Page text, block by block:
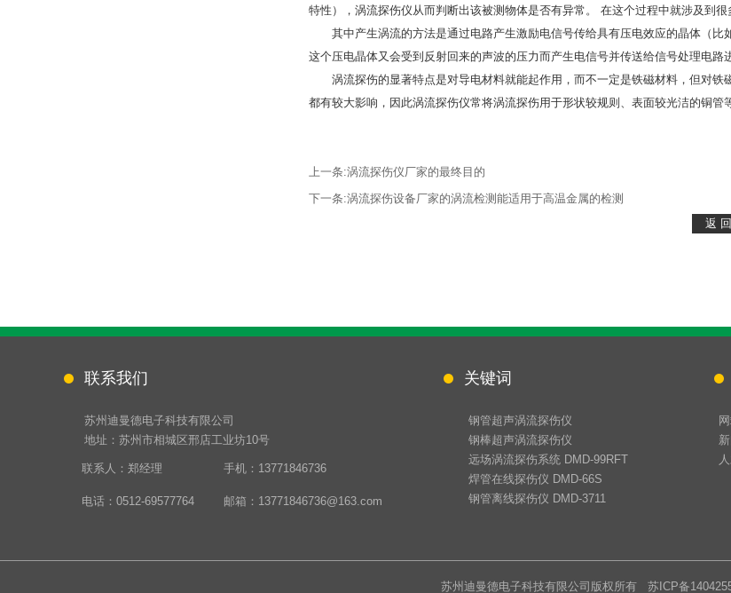
特性），涡流探伤仪从而判断出该被测物体是否有异常。 在这个过程中就涉及到
其中产生涡流的方法是通过电路产生激励电信号传给具有压电效应的晶体（
这个压电晶体又会受到反射回来的声波的压力而产生电信号并传送给信号处理电路
涡流探伤的显著特点是对导电材料就能起作用，而不一定是铁磁材料，但对
都有较大影响，因此涡流探伤仪常将涡流探伤用于形状较规则、表面较光洁的铜管
上一条:涡流探伤仪厂家的最终目的
下一条:涡流探伤设备厂家的涡流检测能适用于高温金属的检测
联系我们
苏州迪曼德电子科技有限公司
地址：苏州市相城区邢店工业坊10号
联系人：郑经理 手机：13771846736
电话：0512-69577764 邮箱：13771846736@163.com
关键词
钢管超声涡流探伤仪
钢棒超声涡流探伤仪
远场涡流探伤系统 DMD-99RFT
焊管在线探伤仪 DMD-66S
钢管离线探伤仪 DMD-3711
苏州迪曼德电子科技有限公司版权所有 苏ICP备